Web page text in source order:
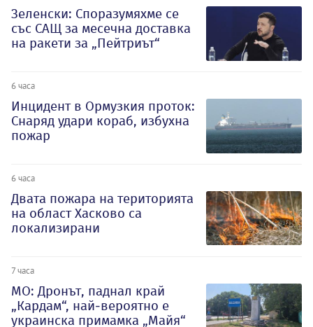
Зеленски: Споразумяхме се
със САЩ за месечна доставка
на ракети за „Пейтриът“
6 часа
Инцидент в Ормузкия проток:
Снаряд удари кораб, избухна
пожар
6 часа
Двата пожара на територията
на област Хасково са
локализирани
7 часа
МО: Дронът, паднал край
„Кардам“, най-вероятно е
украинска примамка „Майя“